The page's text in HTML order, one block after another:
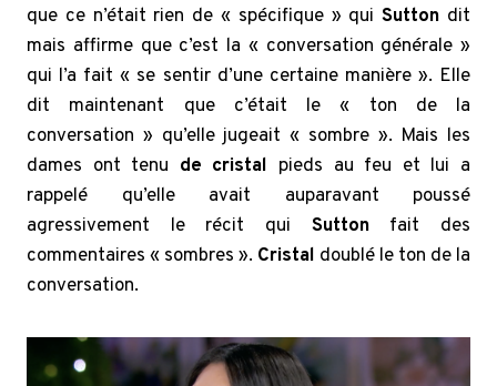
que ce n’était rien de « spécifique » quiSutton dit
mais affirme que c’est la « conversation générale »
qui l’a fait « se sentir d’une certaine manière ». Elle
dit maintenant que c’était le « ton de la
conversation » qu’elle jugeait « sombre ». Mais les
dames ont tenu de cristal pieds au feu et lui a
rappelé qu’elle avait auparavant poussé
agressivement le récit qui Suttonfait des
commentaires « sombres ». Cristal doublé le ton de la
conversation.